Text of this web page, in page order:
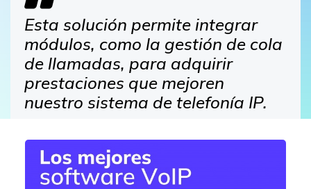
Esta solución permite integrar
módulos, como la gestión de cola
de llamadas, para adquirir
prestaciones que mejoren
nuestro sistema de telefonía IP.